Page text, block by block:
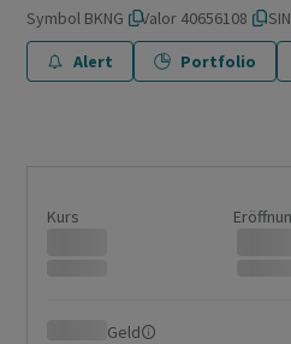
Symbol BKNG Valor 40656108 ISIN
Alert
Portfolio
Kurs
Geld